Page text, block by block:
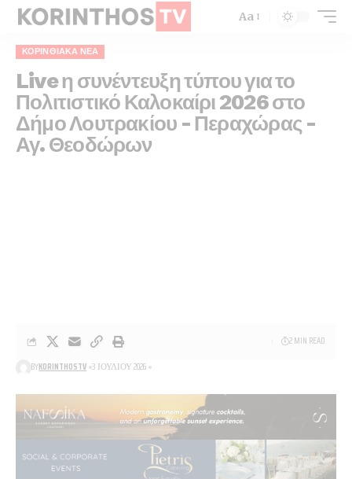
Aa
ΚΟΡΙΝΘΙΑΚΆ ΝΈΑ
Live η συνέντευξη τύπου για το
Πολιτιστικό Καλοκαίρι 2026 στο
Δήμο Λουτρακίου – Περαχώρας –
Αγ. Θεοδώρων
BYKORINTHOSTV 3 ΙΟΥΛΊΟΥ 2026
2 MIN READ